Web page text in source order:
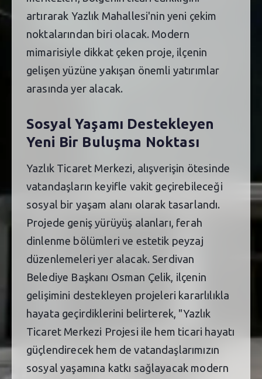
artırarak Yazlık Mahallesi'nin yeni çekim
noktalarından biri olacak. Modern
mimarisiyle dikkat çeken proje, ilçenin
gelişen yüzüne yakışan önemli yatırımlar
arasında yer alacak.
Sosyal Yaşamı Destekleyen
Yeni Bir Buluşma Noktası
Yazlık Ticaret Merkezi, alışverişin ötesinde
vatandaşların keyifle vakit geçirebileceği
sosyal bir yaşam alanı olarak tasarlandı.
Projede geniş yürüyüş alanları, ferah
dinlenme bölümleri ve estetik peyzaj
düzenlemeleri yer alacak. Serdivan
Belediye Başkanı Osman Çelik, ilçenin
gelişimini destekleyen projeleri kararlılıkla
hayata geçirdiklerini belirterek, "Yazlık
Ticaret Merkezi Projesi ile hem ticari hayatı
güçlendirecek hem de vatandaşlarımızın
sosyal yaşamına katkı sağlayacak modern